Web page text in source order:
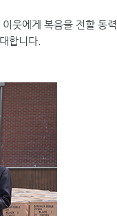
이웃에게 복음을 전할 동
합니다